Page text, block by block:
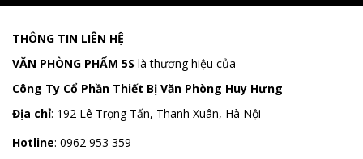
THÔNG TIN LIÊN HỆ
VĂN PHÒNG PHẨM 5S là thương hiệu của
Công Ty Cổ Phần Thiết Bị Văn Phòng Huy Hưng
Địa chỉ: 192 Lê Trọng Tấn, Thanh Xuân, Hà Nội
Hotline: 0962 953 359